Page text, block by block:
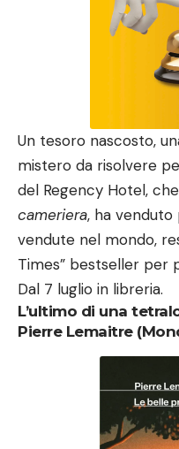
Un tesoro nascosto,
mistero da risolvere
del Regency Hotel,
cameriera, ha venduto
vendute nel mondo,
Times” bestseller per
Dal 7 luglio in libreria.
L’ultimo di una
Pierre Lemaitre